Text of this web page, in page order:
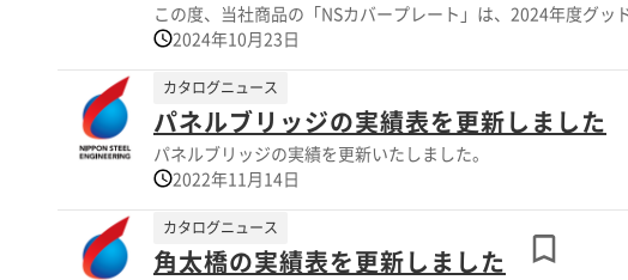
この度、当社商品の「NSカバープレート」は、2024年度グッ
2024年10月23日
パネルブリッジの実績表を更新しました
カタログニュース
パネルブリッジの実績を更新いたしました。
2022年11月14日
角太橋の実績表を更新しました
カタログニュース